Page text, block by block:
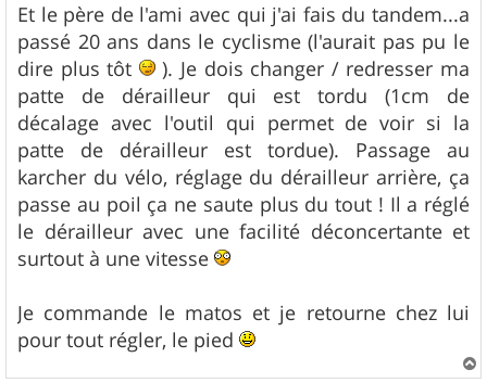
Et le père de l'ami avec qui j'ai fais du tandem...a
passé 20 ans dans le cyclisme (l'aurait pas pu le
dire plus tôt
). Je dois changer / redresser ma
patte de dérailleur qui est tordu (1cm de
décalage avec l'outil qui permet de voir si la
patte de dérailleur est tordue). Passage au
karcher du vélo, réglage du dérailleur arrière, ça
passe au poil ça ne saute plus du tout ! Il a réglé
le dérailleur avec une facilité déconcertante et
surtout à une vitesse
Je commande le matos et je retourne chez lui
pour tout régler, le pied